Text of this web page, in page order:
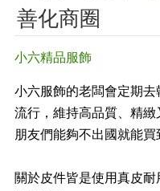
善化商圈
小六精品服飾
小六服飾的老闆會定期
流行，維持高品質、精
朋友們能夠不出國就能買
關於皮件皆是使用真皮